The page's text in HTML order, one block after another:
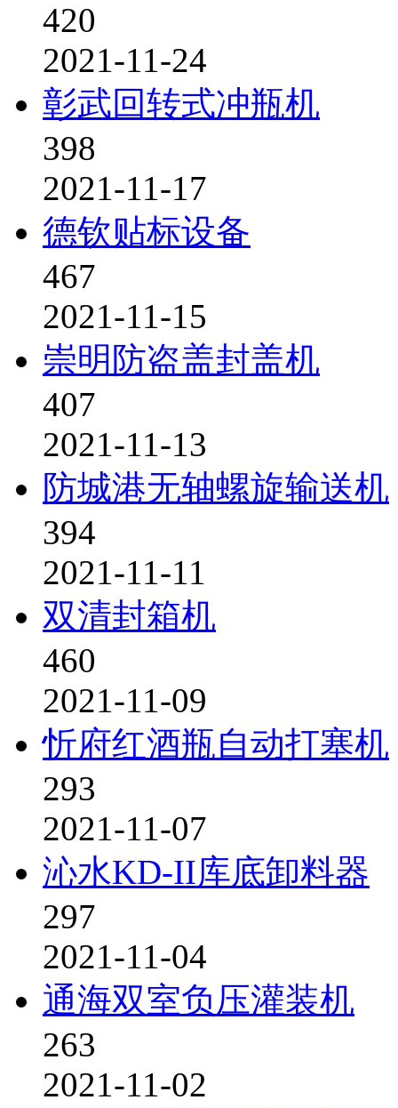
420
2021-11-24
彰武回转式冲瓶机
398
2021-11-17
德钦贴标设备
467
2021-11-15
崇明防盗盖封盖机
407
2021-11-13
防城港无轴螺旋输送机
394
2021-11-11
双清封箱机
460
2021-11-09
忻府红酒瓶自动打塞机
293
2021-11-07
沁水KD-II库底卸料器
297
2021-11-04
通海双室负压灌装机
263
2021-11-02